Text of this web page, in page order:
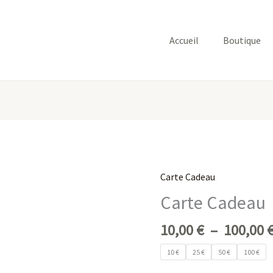
Accueil Boutique
Carte Cadeau
Carte Cadeau
10,00€ – 100,00
10 € 25 € 50 € 100 €
quantité
de
Carte
Cadeau